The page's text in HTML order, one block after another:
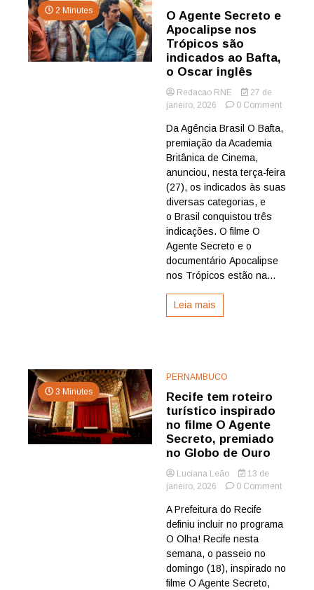
2 Minutes
O Agente Secreto e
Apocalipse nos
Trópicos são
indicados ao Bafta,
o Oscar inglês
Redacao RNE
27 de
janeiro, 2026
0 Commenton
Agente
Trópicos
Da Agência Brasil O Bafta,
premiação da Academia
Britânica de Cinema,
anunciou, nesta terça-feira
(27), os indicados às suas
diversas categorias, e
o Brasil conquistou três
indicações. O filme O
Agente Secreto e o
documentário Apocalipse
nos Trópicos estão na...
Leia mais
3 Minutes
PERNAMBUCO
Recife tem roteiro
turístico inspirado
no filme O Agente
Secreto, premiado
no Globo de Ouro
Luciana Leão
13 de
janeiro, 2026
0 Commenton
roteiro
filme
A Prefeitura do Recife
definiu incluir no programa
O Olha! Recife nesta
semana, o passeio no
domingo (18), inspirado no
filme O Agente Secreto,